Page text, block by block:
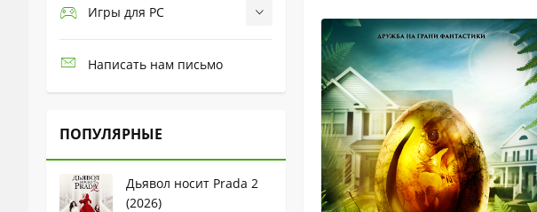
Игры для PC
Написать нам письмо
ПОПУЛЯРНЫЕ
Дьявол носит Prada 2
(2026)